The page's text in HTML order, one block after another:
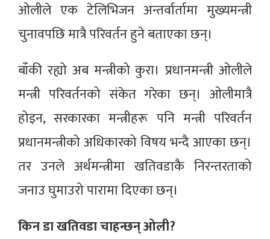
ओलीले एक टेलिभिजन अन्तर्वार्तामा मुख्यमन्त्री
चुनावपछि मात्रै परिवर्तन हुने बताएका छन्।
बाँकी रह्यो अब मन्त्रीको कुरा। प्रधानमन्त्री ओलीले
मन्त्री परिवर्तनको संकेत गरेका छन्। ओलीमात्रै
होइन, सरकारका मन्त्रीहरू पनि मन्त्री परिवर्तन
प्रधानमन्त्रीको अधिकारको विषय भन्दै आएका छन्।
तर उनले अर्थमन्त्रीमा खतिवडाकै निरन्तरताको
जनाउ घुमाउरो पारामा दिएका छन्।
किन डा खतिवडा चाहन्छन् ओली?